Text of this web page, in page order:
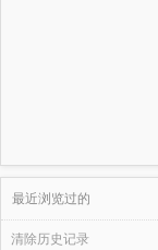
最近浏览过的
清除历史记录